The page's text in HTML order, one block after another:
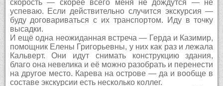
скорость — скорее всего меня не дождутся — не
успеваю. Если действительно случится экскурсия —
буду договариваться с их транспортом. Иду в точку
высадки.
И ещё одна неожиданная встреча — Герда и Казимир,
помощник Елены Григорьевны, у них как раз и лежала
Кальверт. Они идут снимать конструкцию здания,
благо она невелика и её можно разобрать и перенести
на другое место. Карева на острове — да и вообще в
составе экскурсии есть несколько коллег.